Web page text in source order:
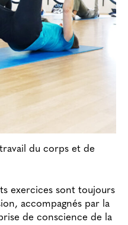
du corps et de
exercices sont toujours
accompagnés par la
de conscience de la